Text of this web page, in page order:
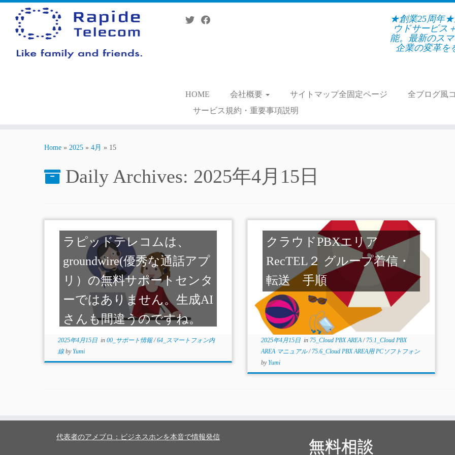
Skip
content
★創業25周年★
ウドサービス
能。最新のス
企業の変革
HOME 会社概要 サイトマップ全固定ページ 全ブログ風
サービス規約・重要事項説明
Home » 2025 » 4月 » 15
Daily Archives: 2025年4月15日
ラピッドテレコムは、
groundwire(優秀な通話アプ
リ）の無料サポートセンタ
ーではありません。生成AI
さんも間違うのですね。
2025年4月15日in 00_サポート情報/64_スマートフォン内
線byYumi
クラウドPBXエリア
RecTEL２ グループ着信・
転送 手順
2025年4月15日in 75_Cloud PBX AREA/ 75.1_Cloud PBX
AREA マニュアル/ 75.6_Cloud PBX AREA用 PCソフトフォン
byYumi
代表者のアメブロ：ビジネスホンを本音で情報発信
無料相談